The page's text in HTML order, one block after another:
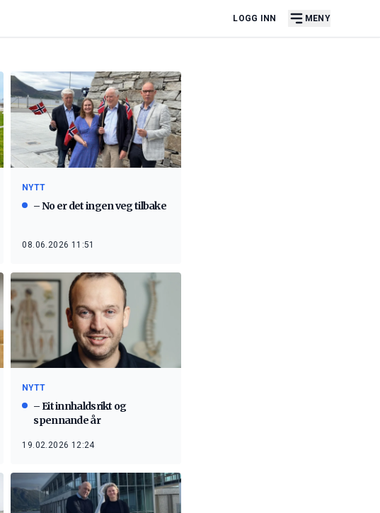
LOGG INN MENY
NYTT
– No er det ingen veg tilbake
08.06.2026 11:51
NYTT
– Eit innhaldsrikt og
spennande år
19.02.2026 12:24